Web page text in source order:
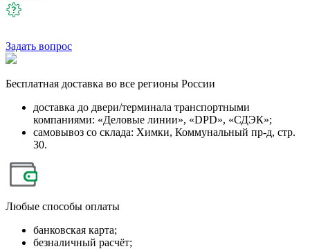
Задать вопрос
Бесплатная доставка во все регионы России
доставка до двери/терминала транспортными
компаниями: «Деловые линии», «DPD», «СДЭК»;
самовывоз со склада: Химки, Коммунальный пр-д, стр.
30.
Любые способы оплаты
банковская карта;
безналичный расчёт;